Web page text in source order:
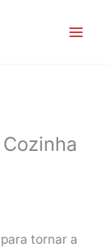
tornar a